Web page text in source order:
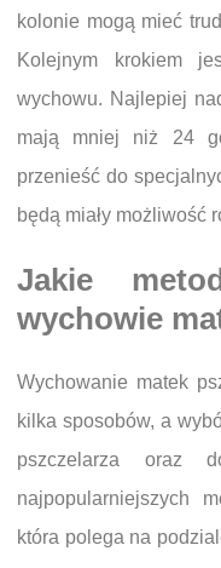
kolonie mogą mieć
Kolejnym krokiem
wychowu. Najlepiej
mają mniej niż 24
przenieść do
będą miały możliwość
Jakie
wychowie
Wychowanie matek
kilka sposobów, a
pszczelarza oraz
najpopularniejszych
która polega na